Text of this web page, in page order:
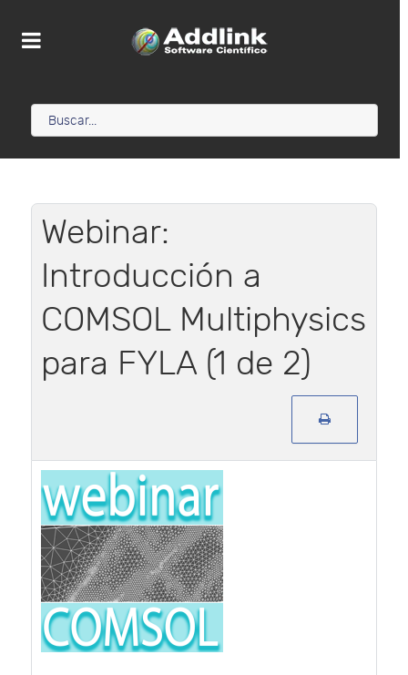
Webinar:
Introducción a
COMSOL Multiphysics
para FYLA (1 de 2)